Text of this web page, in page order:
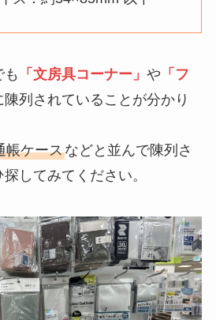
「文房具コーナー」 や 「フ
陳列されていることが分かり
帳ケースなどと並んで陳列さ
してみてください。